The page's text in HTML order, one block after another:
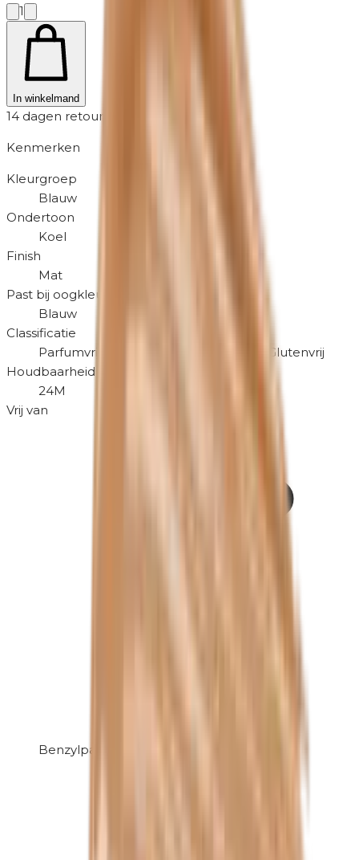
1
In winkelmand
14 dagen retour
Kenmerken
Kleurgroep
Blauw
Ondertoon
Koel
Finish
Mat
Past bij oogkleur
Blauw
Classificatie
Parfumvrij
Glutenvrij
Houdbaarheid na openen
24M
Vrij van
Benzylparabenen